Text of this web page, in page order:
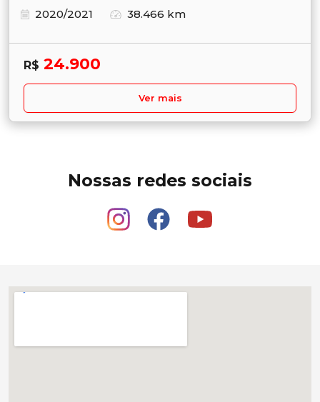
2020/2021
38.466 km
R$ 24.900
Ver mais
Nossas redes sociais